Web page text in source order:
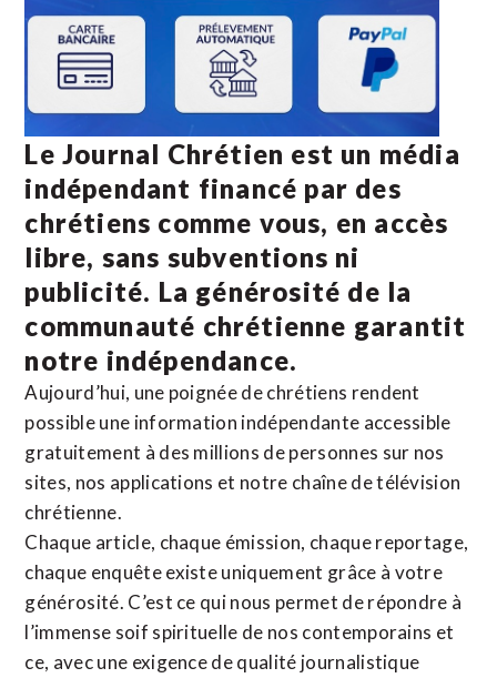
Le Journal Chrétien est un média
indépendant financé par des
chrétiens comme vous, en accès
libre, sans subventions ni
publicité. La générosité de la
communauté chrétienne garantit
notre indépendance.
Aujourd’hui, une poignée de chrétiens rendent
possible une information indépendante accessible
gratuitement à des millions de personnes sur nos
sites, nos applications et notre chaîne de télévision
chrétienne.
Chaque article, chaque émission, chaque reportage,
chaque enquête existe uniquement grâce à votre
générosité. C’est ce qui nous permet de répondre à
l’immense soif spirituelle de nos contemporains et
ce, avec une exigence de qualité journalistique